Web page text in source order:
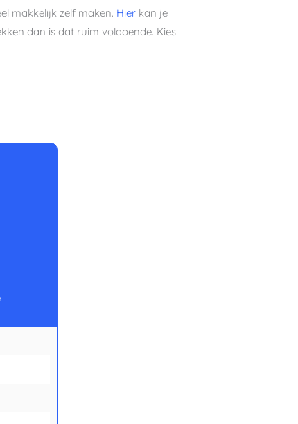
makkelijk zelf maken. Hier kan je
dan is dat ruim voldoende. Kies